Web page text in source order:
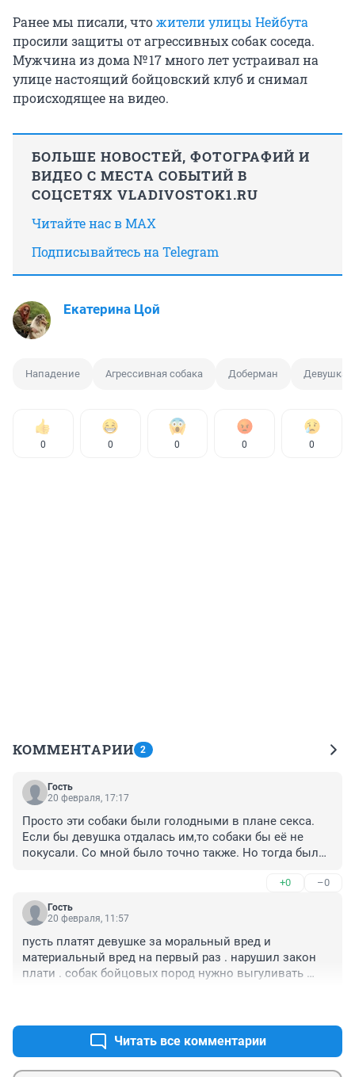
Ранее мы писали, чтожители улицы Нейбута
просили защиты от агрессивных собак соседа.
Мужчина из дома№ 17много лет устраивал на
улице настоящий бойцовский клуб и снимал
происходящее на видео.
БОЛЬШЕ НОВОСТЕЙ, ФОТОГРАФИЙ И
ВИДЕО С МЕСТА СОБЫТИЙ В
СОЦСЕТЯХ VLADIVOSTOK1.RU
Читайте нас в MAX
Подписывайтесь на Telegram
Екатерина Цой
Нападение Агрессивная собака Доберман Девушка
0 0 0 0 0
КОММЕНТАРИИ 2
Гость
20 февраля, 17:17
Просто эти собаки были голодными в плане секса.
Если бы девушка отдалась им,то собаки бы её не
покусали. Со мной было точно также. Но тогда были
отдамся,то они меня загрызут. И все пять собак
поимели меня. Но зато они меня не покусали.
+0 –0
Гость
20 февраля, 11:57
пусть платят девушке за моральный вред и
материальный вред на первый раз . нарушил закон
плати . собак бойцовых пород нужно выгуливать
Читать все комментарии